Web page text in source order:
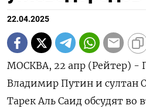
22.04.2025
МОСКВА, 22 апр (Рейтер) -
Владимир Путин и султан
Тарек Аль Саид обсудят во